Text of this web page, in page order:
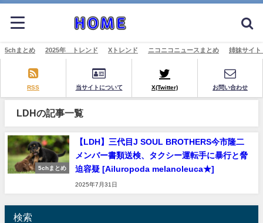
5chまとめ 2025年 トレンド Xトレンド ニコニコニュースまとめ 姉妹サイ
RSS 当サイトについて X(Twitter) お問い合わせ
LDHの記事一覧
5chまとめ
【LDH】三代目J SOUL BROTHERS今市隆二
メンバー書類送検、タクシー運転手に暴行と脅
迫容疑 [Ailuropoda melanoleuca★]
2025年7月31日
検索